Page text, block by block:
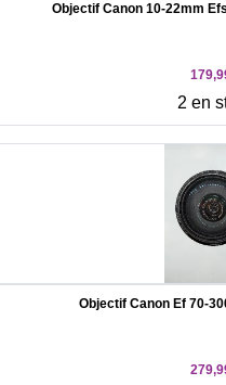
Objectif Canon 10-22mm
2 en
Objectif Canon Ef 70-